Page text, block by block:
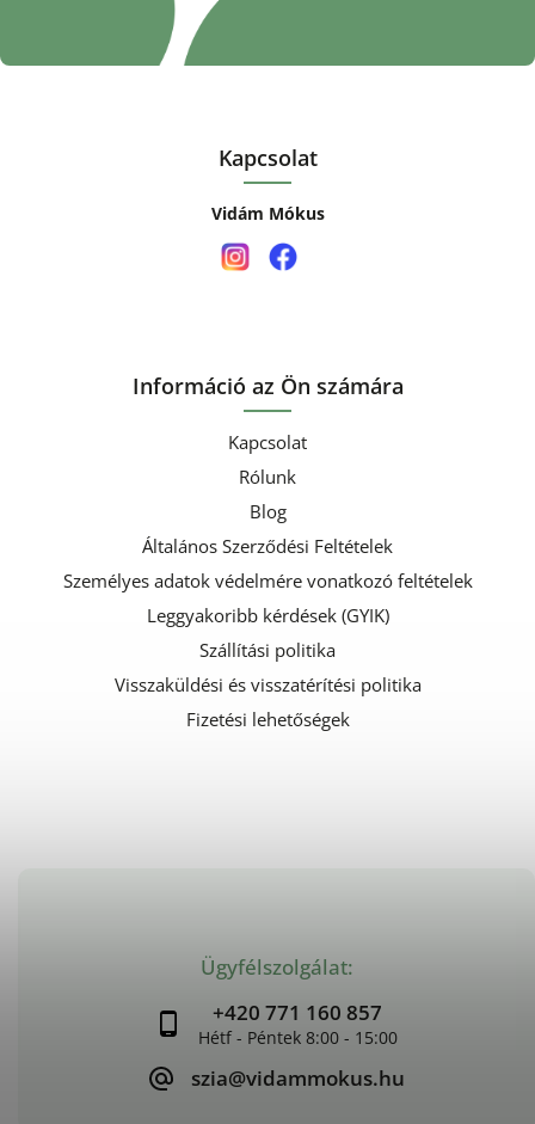
Ügyfélszolgálat:
+420 771 160 857
szia@vidammokus.hu
Kapcsolat
Vidám Mókus
Információ az Ön számára
Kapcsolat
Rólunk
Blog
Általános Szerződési Feltételek
Személyes adatok védelmére vonatkozó feltételek
Leggyakoribb kérdések (GYIK)
Szállítási politika
Visszaküldési és visszatérítési politika
Fizetési lehetőségek